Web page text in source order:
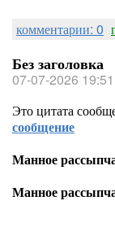
комментарии: 0
Без заголовка
07-07-2026 19:51
Это цитата
сообщение
Манное
Манное